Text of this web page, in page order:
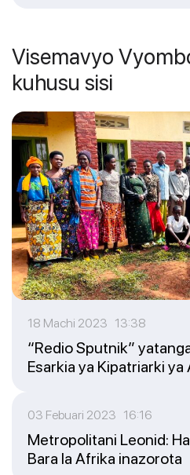
Visemavyo
kuhusu sisi
18 Machi 2023 13:38
“Redio Sputnik”
Esarkia ya Kipatriarki ya
03 Febuari 2023 16:16
Metropolitani Leonid:
Bara la Afrika